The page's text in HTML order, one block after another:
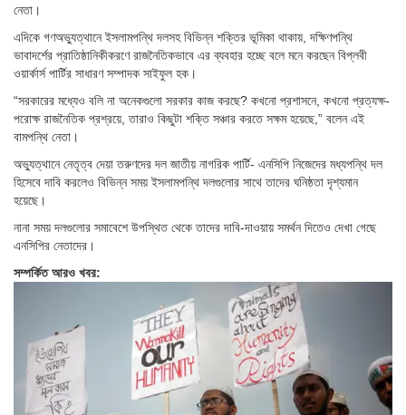
নেতা।
এদিকে গণঅভ্যুত্থানে ইসলামপন্থি দলসহ বিভিন্ন শক্তির ভূমিকা থাকায়, দক্ষিণপন্থি
ভাবাদর্শের প্রাতিষ্ঠানিকীকরণে রাজনৈতিকভাবে এর ব্যবহার হচ্ছে বলে মনে করছেন বিপ্লবী
ওয়ার্কার্স পার্টির সাধারণ সম্পাদক সাইফুল হক।
“সরকারের মধ্যেও বলি না অনেকগুলো সরকার কাজ করছে? কখনো প্রশাসনে, কখনো প্রত্যক্ষ-
পরোক্ষ রাজনৈতিক প্রশ্রয়ে, তারাও কিছুটা শক্তি সঞ্চার করতে সক্ষম হয়েছে,” বলেন এই
বামপন্থি নেতা।
অভ্যুত্থানে নেতৃত্ব দেয়া তরুণদের দল জাতীয় নাগরিক পার্টি- এনসিপি নিজেদের মধ্যপন্থি দল
হিসেবে দাবি করলেও বিভিন্ন সময় ইসলামপন্থি দলগুলোর সাথে তাদের ঘনিষ্ঠতা দৃশ্যমান
হয়েছে।
নানা সময় দলগুলোর সমাবেশে উপস্থিত থেকে তাদের দাবি-দাওয়ায় সমর্থন দিতেও দেখা গেছে
এনসিপির নেতাদের।
সম্পর্কিত আরও খবর: